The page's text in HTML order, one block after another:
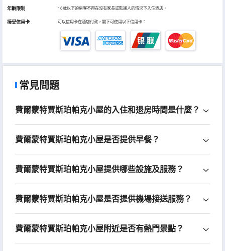
年齡限制 18歲以下的房客不得在沒有家長或監護人的情況下入住酒店。
接受信用卡 可以信用卡在酒店付款，閣下可使用以下信用卡：
常見問題
費爾蒙特賈斯珀帕克小屋的入住和退房時間是什麼？
費爾蒙特賈斯珀帕克小屋是否提供早餐？
費爾蒙特賈斯珀帕克小屋提供哪些設施及服務？
費爾蒙特賈斯珀帕克小屋是否提供機場接送服務？
費爾蒙特賈斯珀帕克小屋附近是否有熱門景點？